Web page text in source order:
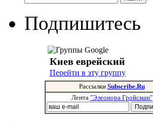
Подпишитесь
Киев еврейский
Перейти в эту группу
Рассылки Subscribe.Ru
Лента "Элеонора Гройсман"